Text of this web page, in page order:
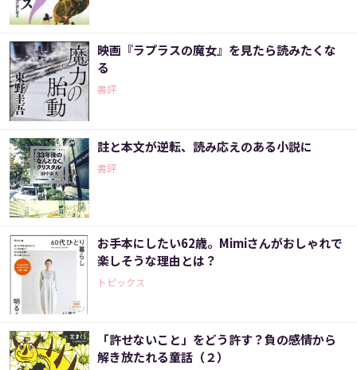
映画『ラプラスの魔女』を見たら読みたくな
る
書評
註と本文が逆転、読み応えのある小説に
書評
お手本にしたい62歳。Mimiさんがおしゃれで
楽しそうな理由とは？
トピックス
「許せないこと」をどう許す？負の感情から
解き放たれる童話（２）